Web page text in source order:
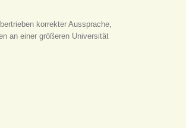
korrekter Aussprache,
an einer größeren Universität